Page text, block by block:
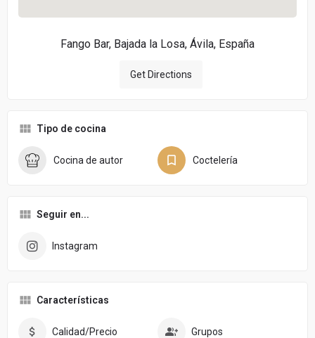
Fango Bar, Bajada la Losa, Ávila, España
Get Directions
Tipo de cocina
Cocina de autor Coctelería
Seguir en...
Instagram
Características
Calidad/Precio Grupos